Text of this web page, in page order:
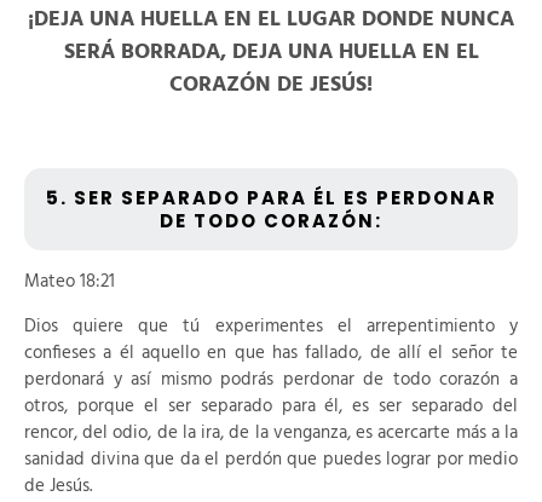
¡DEJA UNA HUELLA EN EL LUGAR DONDE NUNCA
SERÁ BORRADA, DEJA UNA HUELLA EN EL
CORAZÓN DE JESÚS!
5. SER SEPARADO PARA ÉL ES PERDONAR
DE TODO CORAZÓN:
Mateo 18:21
Dios quiere que tú experimentes el arrepentimiento y
confieses a él aquello en que has fallado, de allí el señor te
perdonará y así mismo podrás perdonar de todo corazón a
otros, porque el ser separado para él, es ser separado del
rencor, del odio, de la ira, de la venganza, es acercarte más a la
sanidad divina que da el perdón que puedes lograr por medio
de Jesús.